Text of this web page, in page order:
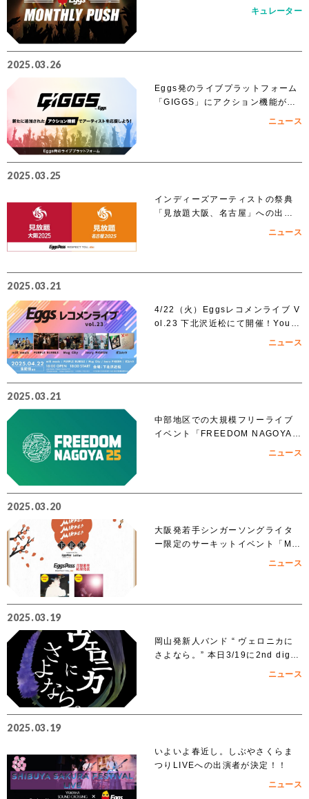
キュレーター
2025.03.26
Eggs発のライブプラットフォーム
「GIGGS」にアクション機能が追
ニュース
2025.03.25
インディーズアーティストの祭典
「見放題大阪、名古屋」への出演
ニュース
2025.03.21
4/22（火）Eggsレコメンライブ V
ol.23 下北沢近松にて開催！YouT
ニュース
2025.03.21
中部地区での大規模フリーライブ
イベント「FREEDOM NAGOYA 2
ニュース
2025.03.20
大阪発若手シンガーソングライタ
ー限定のサーキットイベント「MIK
ニュース
2025.03.19
岡山発新人バンド “ ヴェロニカに
さよなら。” 本日3/19に2nd digit
ニュース
2025.03.19
いよいよ春近し。しぶやさくらま
つりLIVEへの出演者が決定！！
ニュース